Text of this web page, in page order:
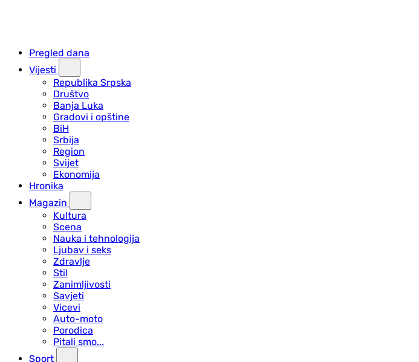
Pregled dana
Vijesti
Republika Srpska
Društvo
Banja Luka
Gradovi i opštine
BiH
Srbija
Region
Svijet
Ekonomija
Hronika
Magazin
Kultura
Scena
Nauka i tehnologija
Ljubav i seks
Zdravlje
Stil
Zanimljivosti
Savjeti
Vicevi
Auto-moto
Porodica
Pitali smo...
Sport